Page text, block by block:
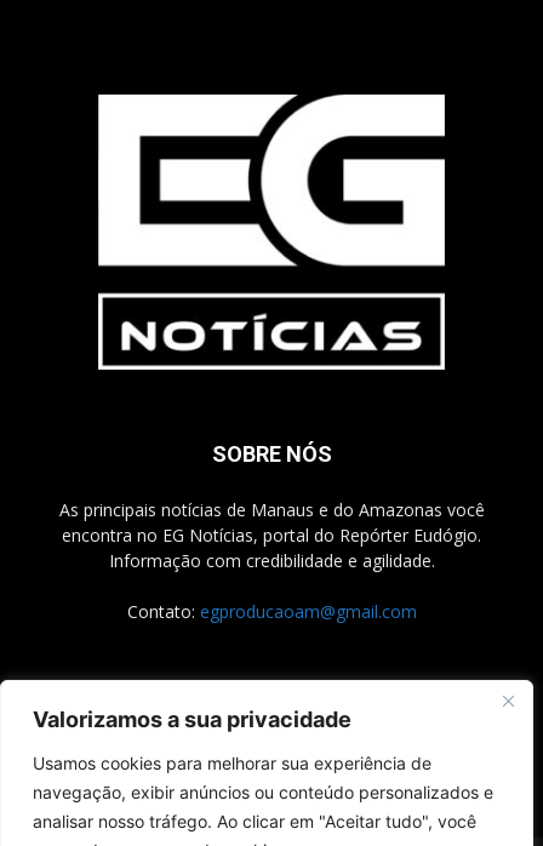
Valorizamos a sua privacidade
Usamos cookies para melhorar sua experiência de
navegação, exibir anúncios ou conteúdo personalizados e
analisar nosso tráfego. Ao clicar em "Aceitar tudo", você
SOBRE NÓS
As principais notícias de Manaus e do Amazonas você
encontra no EG Notícias, portal do Repórter Eudógio.
Informação com credibilidade e agilidade.
Contato: egproducaoam@gmail.com